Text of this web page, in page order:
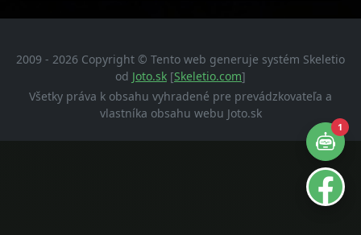
2009 - 2026 Copyright © Tento web generuje systém Skeletio
od Joto.sk [Skeletio.com]
Všetky práva k obsahu vyhradené pre prevádzkovateľa a
vlastníka obsahu webu Joto.sk
1